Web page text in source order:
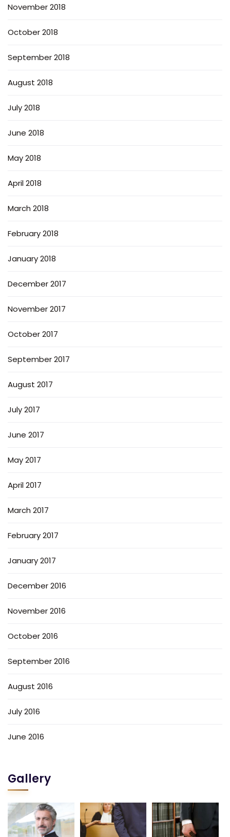
November 2018
October 2018
September 2018
August 2018
July 2018
June 2018
May 2018
April 2018
March 2018
February 2018
January 2018
December 2017
November 2017
October 2017
September 2017
August 2017
July 2017
June 2017
May 2017
April 2017
March 2017
February 2017
January 2017
December 2016
November 2016
October 2016
September 2016
August 2016
July 2016
June 2016
Gallery